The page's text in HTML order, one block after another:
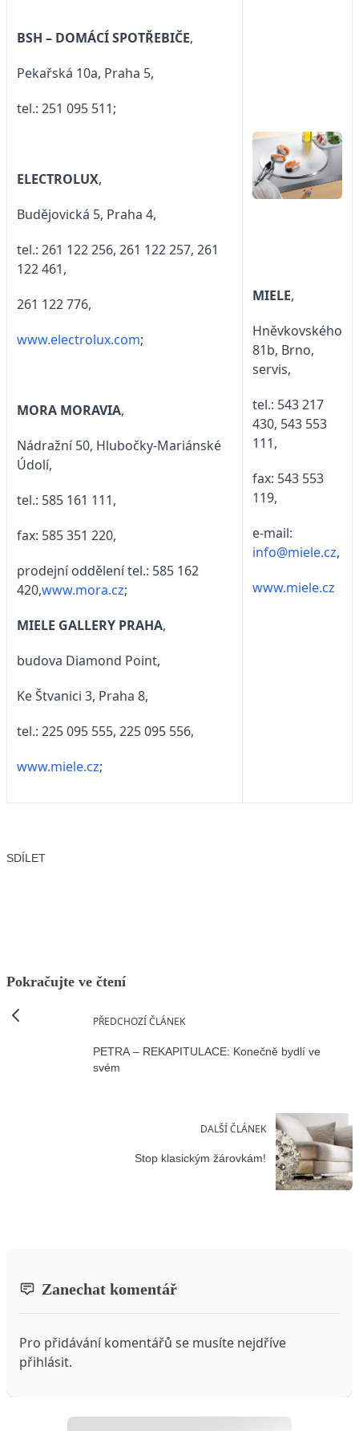
BSH – DOMÁCÍ SPOTŘEBIČE,
Pekařská 10a, Praha 5,
tel.: 251 095 511;
ELECTROLUX,
Budějovická 5, Praha 4,
tel.: 261 122 256, 261 122 257, 261
122 461,
261 122 776,
www.electrolux.com;
MORA MORAVIA,
Nádražní 50, Hlubočky-Mariánské
Údolí,
tel.: 585 161 111,
fax: 585 351 220,
prodejní oddělení tel.: 585 162
420,www.mora.cz;
MIELE GALLERY PRAHA,
budova Diamond Point,
Ke Štvanici 3, Praha 8,
tel.: 225 095 555, 225 095 556,
www.miele.cz;
MIELE,
Hněvkovského
81b, Brno,
servis,
tel.: 543 217
430, 543 553
111,
fax: 543 553
119,
e-mail:
info@miele.cz,
www.miele.cz
SDÍLET
Pokračujte ve čtení
PŘEDCHOZÍ ČLÁNEK
PETRA – REKAPITULACE: Konečně bydlí ve
svém
DALŠÍ ČLÁNEK
Stop klasickým žárovkám!
Zanechat komentář
Pro přidávání komentářů se musíte nejdříve
přihlásit.